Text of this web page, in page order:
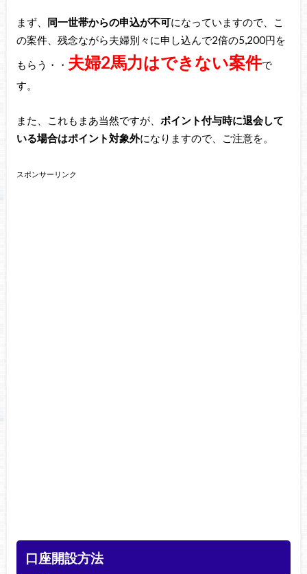
まず、 同一世帯からの申込が不可になっていますので、こ
の案件、残念ながら夫婦別々に申し込んで2倍の5,200円を
もらう・・ 夫婦2馬力はできない案件で
す。
また、これもまあ当然ですが、 ポイント付与時に退会して
いる場合はポイント対象外になりますので、ご注意を。
スポンサーリンク
口座開設方法